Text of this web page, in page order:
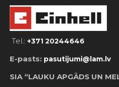
Tel.: +371 20244646
E-pasts: pasutijumi@lam.lv
SIA “LAUKU APGĀDS UN